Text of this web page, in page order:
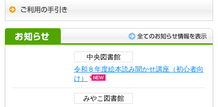
中央図書館
令和８年度絵本読み聞かせ講座（初心者向
け）
みやこ図書館